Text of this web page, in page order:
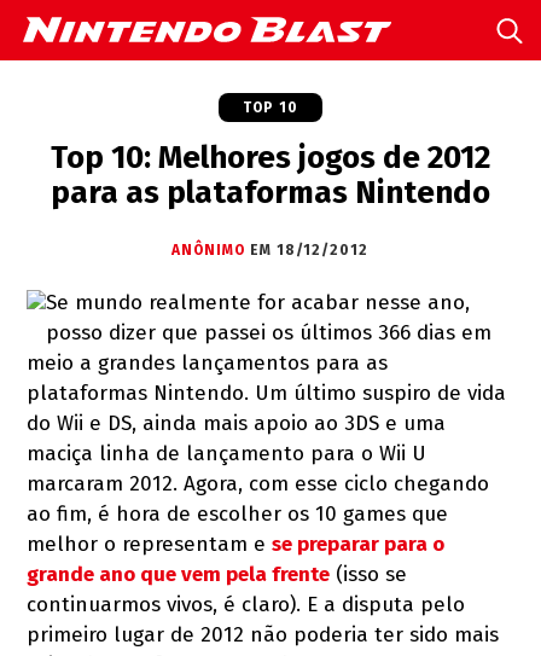
TOP 10
Top 10: Melhores jogos de 2012
para as plataformas Nintendo
ANÔNIMO EM 18/12/2012
Se mundo realmente for acabar nesse ano,
posso dizer que passei os últimos 366 dias em
meio a grandes lançamentos para as
plataformas Nintendo. Um último suspiro de vida
do Wii e DS, ainda mais apoio ao 3DS e uma
maciça linha de lançamento para o Wii U
marcaram 2012. Agora, com esse ciclo chegando
ao fim, é hora de escolher os 10 games que
melhor o representam ese preparar para o
grande ano que vem pela frente (isso se
continuarmos vivos, é claro). E a disputa pelo
primeiro lugar de 2012 não poderia ter sido mais